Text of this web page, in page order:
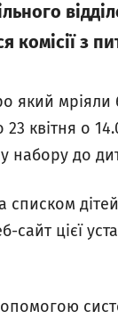
комісії з
який мріяли
23 квітня о
набору до
цієї